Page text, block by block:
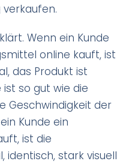
verkaufen.
Wenn ein Kunde
online kauft, ist
das Produkt ist
so gut wie die
Geschwindigkeit der
Kunde ein
ist die
identisch, stark visuell